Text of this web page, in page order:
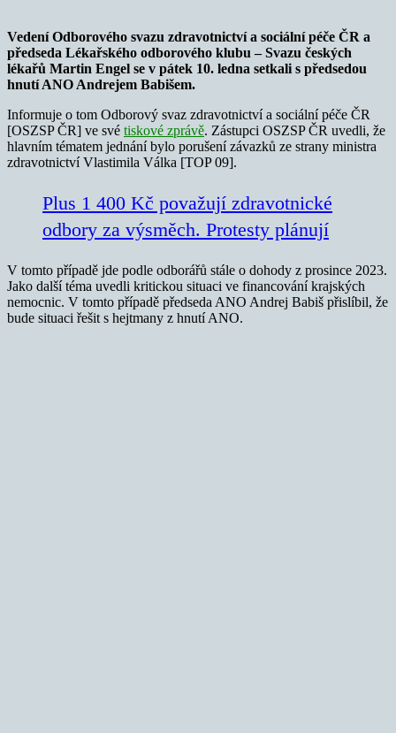
Vedení Odborového svazu zdravotnictví a sociální péče ČR a
předseda Lékařského odborového klubu – Svazu českých
lékařů Martin Engel se v pátek 10. ledna setkali s předsedou
hnutí ANO Andrejem Babišem.
Informuje o tom Odborový svaz zdravotnictví a sociální péče ČR
[OSZSP ČR] ve své tiskové zprávě. Zástupci OSZSP ČR uvedli, že
hlavním tématem jednání bylo porušení závazků ze strany ministra
zdravotnictví Vlastimila Válka [TOP 09].
Plus 1 400 Kč považují zdravotnické
odbory za výsměch. Protesty plánují
V tomto případě jde podle odborářů stále o dohody z prosince 2023.
Jako další téma uvedli kritickou situaci ve financování krajských
nemocnic. V tomto případě předseda ANO Andrej Babiš přislíbil, že
bude situaci řešit s hejtmany z hnutí ANO.